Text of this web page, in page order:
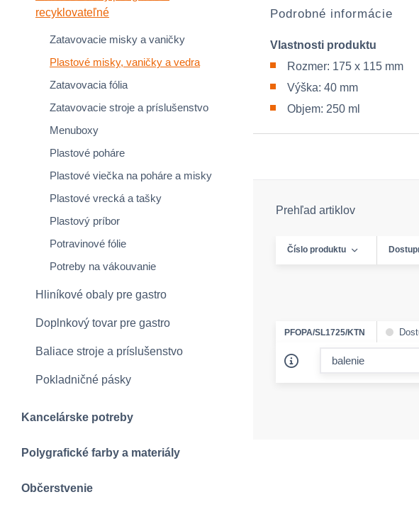
recyklovateľné
Zatavovacie misky a vaničky
Plastové misky, vaničky a vedra
Zatavovacia fólia
Zatavovacie stroje a príslušenstvo
Menuboxy
Plastové poháre
Plastové viečka na poháre a misky
Plastové vrecká a tašky
Plastový príbor
Potravinové fólie
Potreby na vákouvanie
Hliníkové obaly pre gastro
Doplnkový tovar pre gastro
Baliace stroje a príslušenstvo
Pokladničné pásky
Kancelárske potreby
Polygrafické farby a materiály
Občerstvenie
Podrobné informácie
Vlastnosti produktu
Rozmer: 175 x 115 mm
Výška: 40 mm
Objem: 250 ml
Prehľad artiklov
Číslo produktu
PFOPA/SL1725/KTN